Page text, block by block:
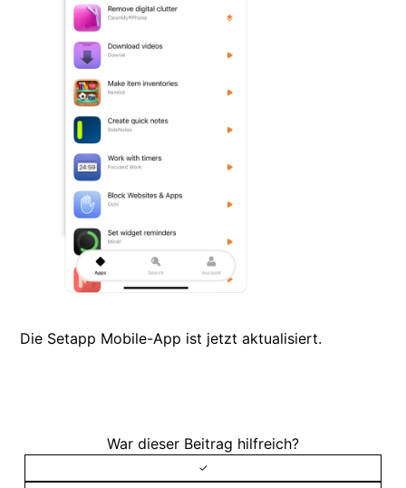
Die Setapp Mobile-App ist jetzt aktualisiert.
War dieser Beitrag hilfreich?